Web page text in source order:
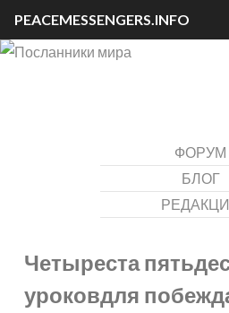
ФОРУМ
БЛОГ
Четыреста
уроковдля
PEACEMESSENGERS.INFO